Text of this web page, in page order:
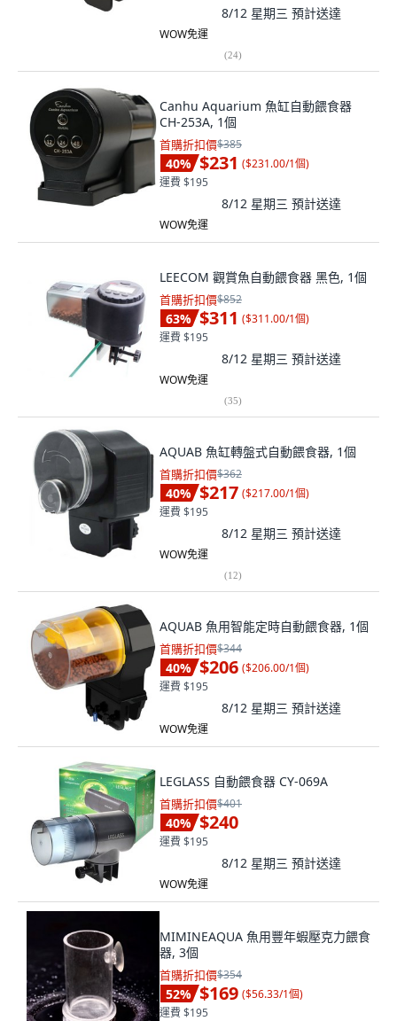
8/12 星期三 預計送達
WOW免運
(24)
Canhu Aquarium 魚缸自動餵食器
CH-253A, 1個
首購折扣價$385
40% $231 ($231.00/1個)
運費 $195
8/12 星期三 預計送達
WOW免運
LEECOM 觀賞魚自動餵食器 黑色, 1個
首購折扣價$852
63% $311 ($311.00/1個)
運費 $195
8/12 星期三 預計送達
WOW免運
(35)
AQUAB 魚缸轉盤式自動餵食器, 1個
首購折扣價$362
40% $217 ($217.00/1個)
運費 $195
8/12 星期三 預計送達
WOW免運
(12)
AQUAB 魚用智能定時自動餵食器, 1個
首購折扣價$344
40% $206 ($206.00/1個)
運費 $195
8/12 星期三 預計送達
WOW免運
LEGLASS 自動餵食器 CY-069A
首購折扣價$401
40% $240
運費 $195
8/12 星期三 預計送達
WOW免運
MIMINEAQUA 魚用豐年蝦壓克力餵食
器, 3個
首購折扣價$354
52% $169 ($56.33/1個)
運費 $195